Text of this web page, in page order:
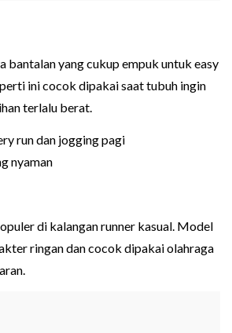
bantalan yang cukup empuk untuk easy
ini cocok dipakai saat tubuh ingin
terlalu berat.
run dan jogging pagi
nyaman
di kalangan runner kasual. Model
ringan dan cocok dipakai olahraga